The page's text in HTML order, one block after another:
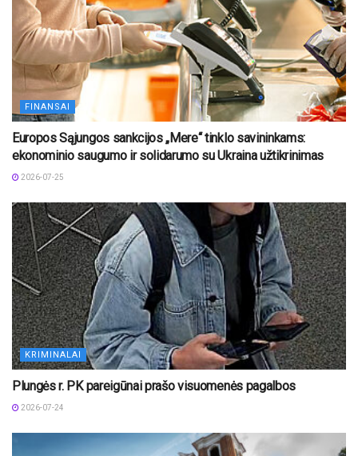
FINANSAI
Europos Sąjungos sankcijos „Mere“ tinklo savininkams:
ekonominio saugumo ir solidarumo su Ukraina užtikrinimas
2026-07-25
KRIMINALAI
Plungės r. PK pareigūnai prašo visuomenės pagalbos
2026-07-24